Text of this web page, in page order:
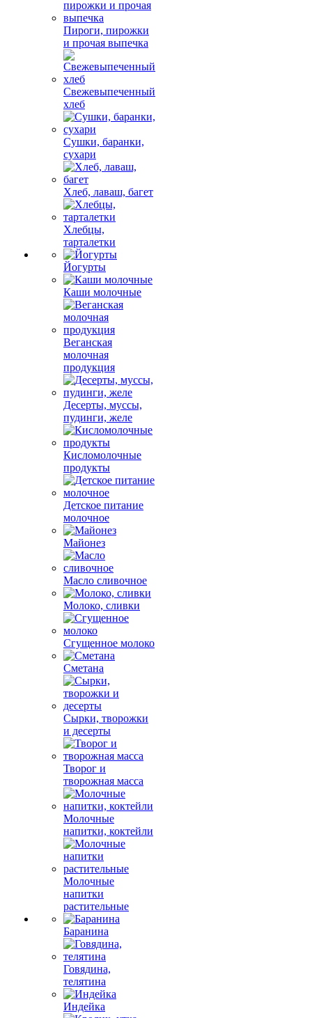
Пироги, пирожки
и прочая выпечка
Свежевыпеченный
хлеб
Сушки, баранки,
сухари
Хлеб, лаваш, багет
Хлебцы,
тарталетки
Йогурты
Каши молочные
Веганская
молочная
продукция
Десерты, муссы,
пудинги, желе
Кисломолочные
продукты
Детское питание
молочное
Майонез
Масло сливочное
Молоко, сливки
Сгущенное молоко
Сметана
Сырки, творожки
и десерты
Творог и
творожная масса
Молочные
напитки, коктейли
Молочные
напитки
растительные
Баранина
Говядина,
телятина
Индейка